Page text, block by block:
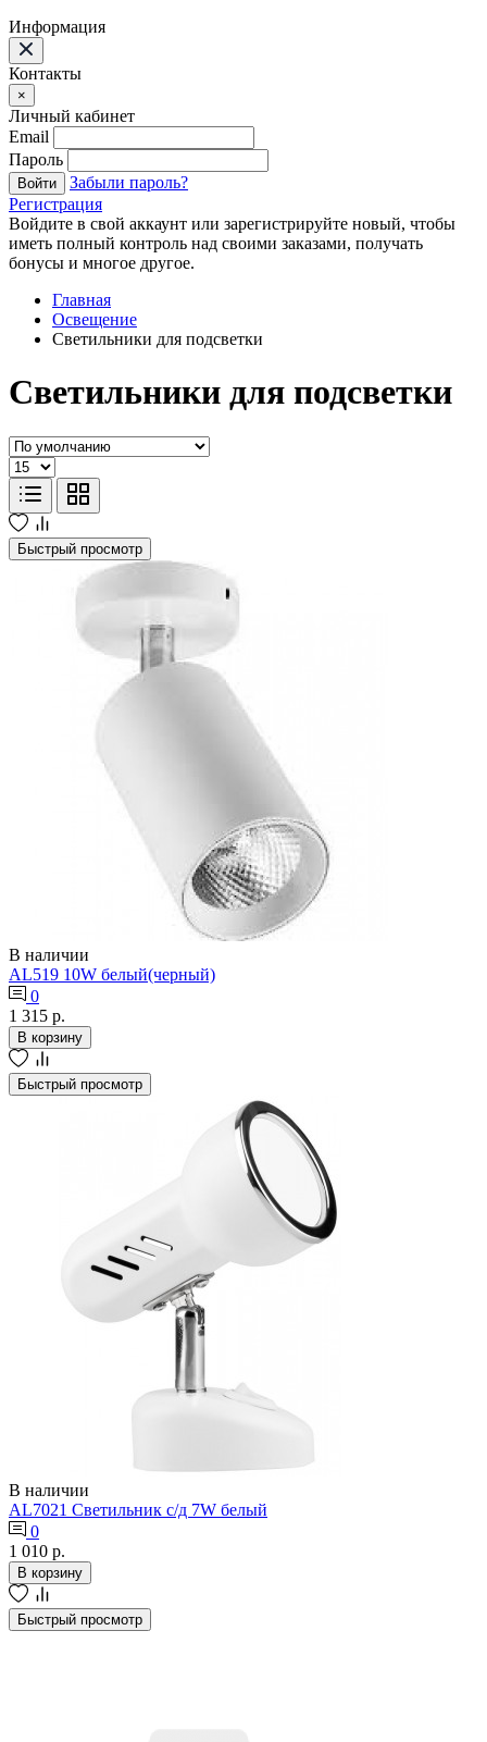
Информация
Контакты
×
Личный кабинет
Email
Пароль
Войти
Забыли пароль?
Регистрация
Войдите в свой аккаунт или зарегистрируйте новый, чтобы
иметь полный контроль над своими заказами, получать
бонусы и многое другое.
Главная
Освещение
Светильники для подсветки
Светильники для подсветки
Быстрый просмотр
В наличии
AL519 10W белый(черный)
0
1 315 р.
В корзину
Быстрый просмотр
В наличии
AL7021 Светильник с/д 7W белый
0
1 010 р.
В корзину
Быстрый просмотр